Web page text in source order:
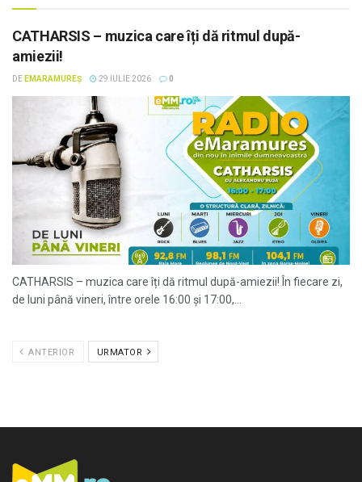
CATHARSIS – muzica care îți dă ritmul după-
amiezii!
DE EMARAMUREȘ 29 IULIE 2026 0
CATHARSIS – muzica care îți dă ritmul după-amiezii! În fiecare zi,
de luni până vineri, între orele 16:00 și 17:00,...
ANTERIOR URMATOR